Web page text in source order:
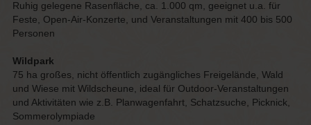
Ruhig gelegene Rasenfläche, ca. 1.000 qm, geeignet u.a. für
Feste, Open-Air-Konzerte, und Veranstaltungen mit 400 bis 500
Personen
Wildpark
75 ha großes, nicht öffentlich zugängliches Freigelände, Wald
und Wiese mit Wildscheune, ideal für Outdoor-Veranstaltungen
und Aktivitäten wie z.B. Planwagenfahrt, Schatzsuche, Picknick,
Sommerolympiade